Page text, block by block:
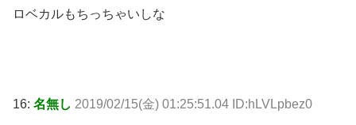
ロベカルもちっちゃいしな
16: 名無し 2019/02/15(金) 01:25:51.04 ID:hLVLpbez0